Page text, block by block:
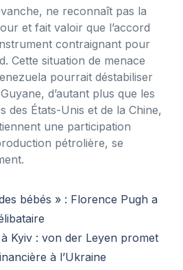
ne reconnaît pas la
et fait valoir que l’accord
contraignant pour
Cette situation de menace
pourrait déstabiliser
d’autant plus que les
des États-Unis et de la Chine,
une participation
pétrolière, se
bébés » : Florence Pugh a
à Kyiv : von der Leyen promet
à l’Ukraine